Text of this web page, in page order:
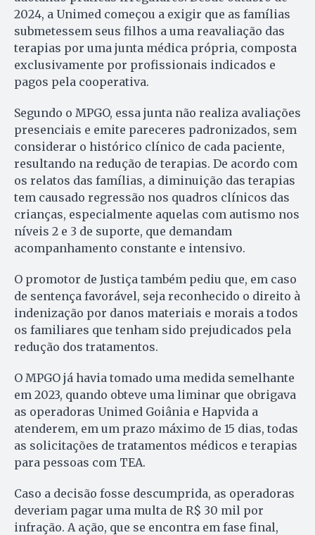
2024, a Unimed começou a exigir que as famílias
submetessem seus filhos a uma reavaliação das
terapias por uma junta médica própria, composta
exclusivamente por profissionais indicados e
pagos pela cooperativa.
Segundo o MPGO, essa junta não realiza avaliações
presenciais e emite pareceres padronizados, sem
considerar o histórico clínico de cada paciente,
resultando na redução de terapias. De acordo com
os relatos das famílias, a diminuição das terapias
tem causado regressão nos quadros clínicos das
crianças, especialmente aquelas com autismo nos
níveis 2 e 3 de suporte, que demandam
acompanhamento constante e intensivo.
O promotor de Justiça também pediu que, em caso
de sentença favorável, seja reconhecido o direito à
indenização por danos materiais e morais a todos
os familiares que tenham sido prejudicados pela
redução dos tratamentos.
O MPGO já havia tomado uma medida semelhante
em 2023, quando obteve uma liminar que obrigava
as operadoras Unimed Goiânia e Hapvida a
atenderem, em um prazo máximo de 15 dias, todas
as solicitações de tratamentos médicos e terapias
para pessoas com TEA.
Caso a decisão fosse descumprida, as operadoras
deveriam pagar uma multa de R$ 30 mil por
infração. A ação, que se encontra em fase final,